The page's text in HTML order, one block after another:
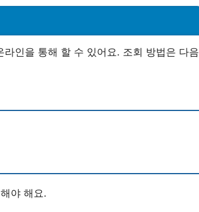
인을 통해 할 수 있어요. 조회 방법은 다음
야 해요.